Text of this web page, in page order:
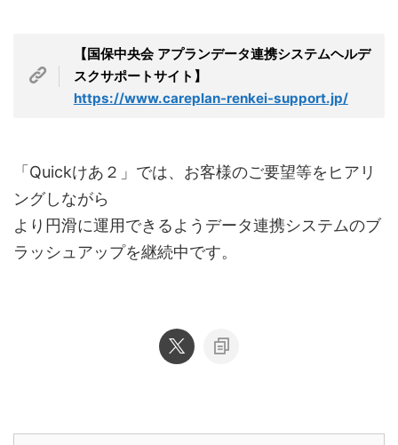
【国保中央会 アプランデータ連携システムヘルデ
スクサポートサイト】
https://www.careplan-renkei-support.jp/
「Quickけあ２」では、お客様のご要望等をヒアリ
ングしながら
より円滑に運用できるようデータ連携システムのブ
ラッシュアップを継続中です。